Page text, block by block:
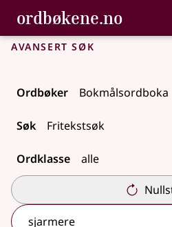
Gå til hovudinnhald
Tilgjenge
ordbøkene.no,
Bokmålsordboka og Nynorskordboka
Avansert søk
Ordbøker
Søk
Ordklasse